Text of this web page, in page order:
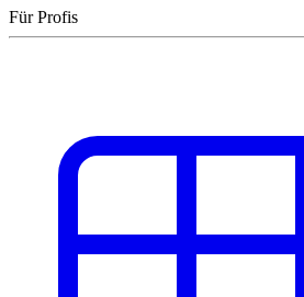
Für Profis